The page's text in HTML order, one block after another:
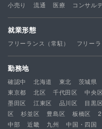
小売り
流通 医療 コンサル
就業形態
フリーランス（常駐） フリーラ
勤務地
確認中 北海道 東北 茨城県
東京都
北区 千代田区 中央区
墨田区
江東区 品川区 目黒区
区
杉並区 豊島区 板橋区
中部
近畿 九州 中国・四国